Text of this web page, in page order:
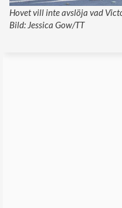
Hovet vill inte avslöja vad
Bild: Jessica Gow/TT